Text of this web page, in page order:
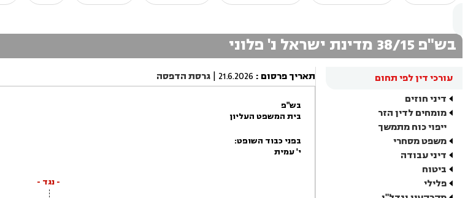
בש"פ 38/15 מדינת ישראל נ' פלוני
עורכי דין לפי תחום
דיני חוזים
מומחים לדין הזר
ייפוי כוח מתמשך
משפט מסחרי
דיני עבודה
ביטוח
פלילי
תאריך פרסום :
21.6.2026
| גרסת הדפסה
בש"פ
בית המשפט העליון
בפני כבוד השופט:
י' עמית
- נגד -